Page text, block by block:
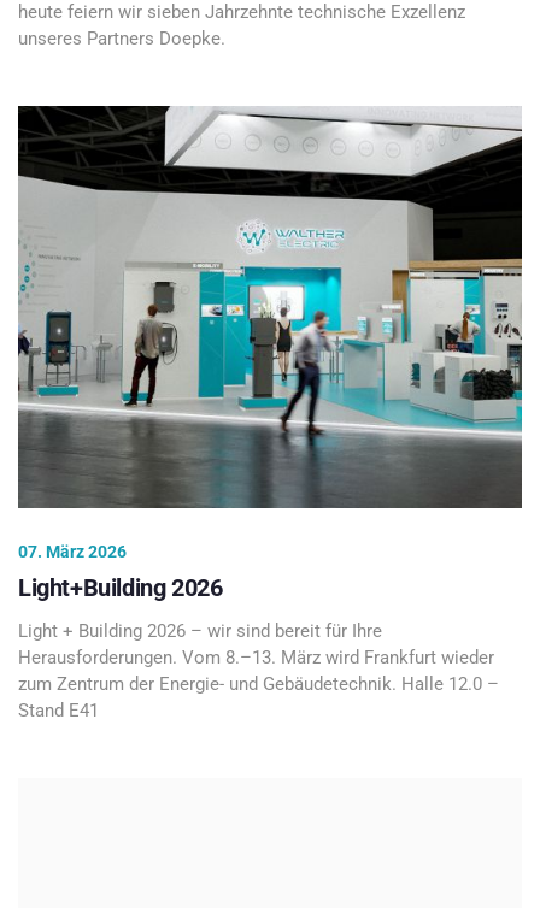
heute feiern wir sieben Jahrzehnte technische Exzellenz
unseres Partners Doepke.
07. März 2026
Light+Building 2026
Light + Building 2026 – wir sind bereit für Ihre
Herausforderungen. Vom 8.–13. März wird Frankfurt wieder
zum Zentrum der Energie- und Gebäudetechnik. Halle 12.0 –
Stand E41